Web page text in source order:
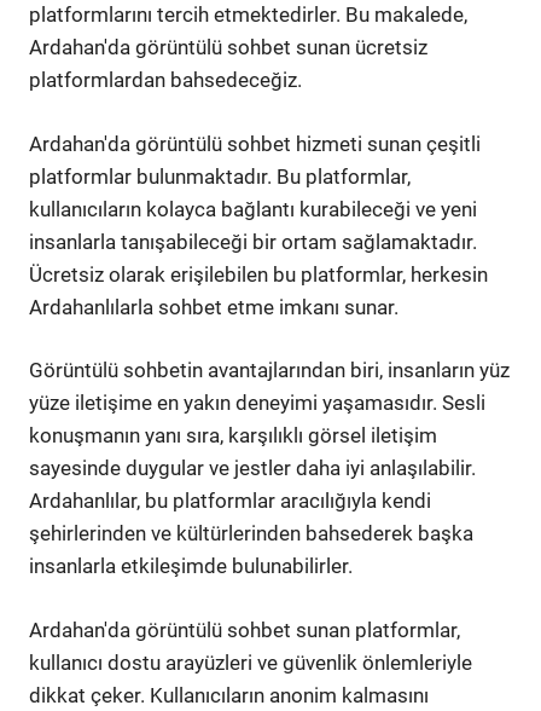
platformlarını tercih etmektedirler. Bu makalede,
Ardahan'da görüntülü sohbet sunan ücretsiz
platformlardan bahsedeceğiz.
Ardahan'da görüntülü sohbet hizmeti sunan çeşitli
platformlar bulunmaktadır. Bu platformlar,
kullanıcıların kolayca bağlantı kurabileceği ve yeni
insanlarla tanışabileceği bir ortam sağlamaktadır.
Ücretsiz olarak erişilebilen bu platformlar, herkesin
Ardahanlılarla sohbet etme imkanı sunar.
Görüntülü sohbetin avantajlarından biri, insanların yüz
yüze iletişime en yakın deneyimi yaşamasıdır. Sesli
konuşmanın yanı sıra, karşılıklı görsel iletişim
sayesinde duygular ve jestler daha iyi anlaşılabilir.
Ardahanlılar, bu platformlar aracılığıyla kendi
şehirlerinden ve kültürlerinden bahsederek başka
insanlarla etkileşimde bulunabilirler.
Ardahan'da görüntülü sohbet sunan platformlar,
kullanıcı dostu arayüzleri ve güvenlik önlemleriyle
dikkat çeker. Kullanıcıların anonim kalmasını